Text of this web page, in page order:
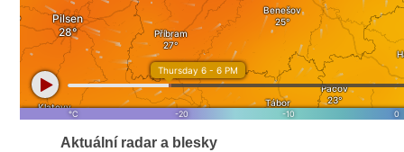
Aktuální radar a blesky